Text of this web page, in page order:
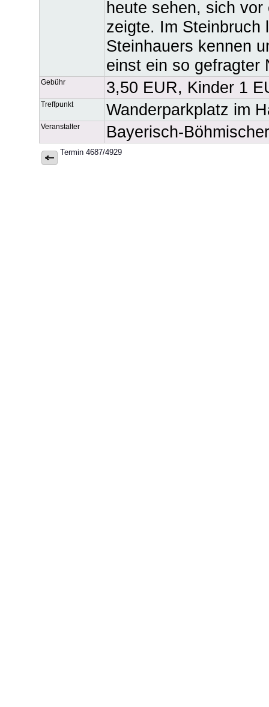
heute sehen, sich
zeigte. Im Steinbruch
Steinhauers kennen
einst ein so gefragter
Gebühr 3,50 EUR, Kinder 1
Treffpunkt Wanderparkplatz im
Veranstalter Bayerisch-
Termin 4687/4929